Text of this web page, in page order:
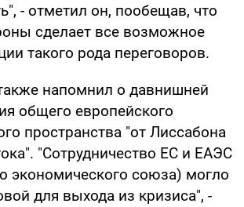
- отметил он, пообещав, что
сделает все возможное
такого рода переговоров.
напомнил о давнишней
общего европейского
пространства "от Лиссабона
"Сотрудничество ЕС и ЕАЭС
экономического союза) могло
для выхода из кризиса", -